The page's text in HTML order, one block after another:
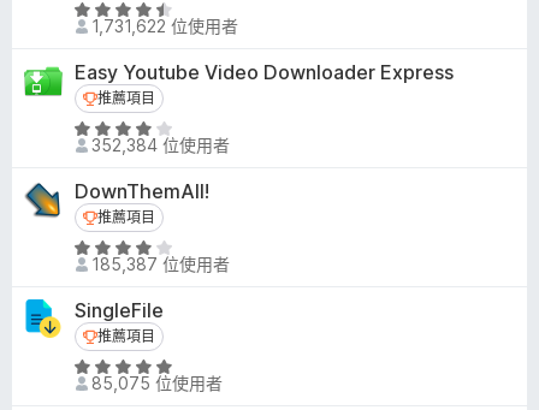
評
價
4
.
3
分
滿
分
5
分
1,731,622 位使用者
Easy Youtube Video Downloader Express
推薦項目
推薦項目
評
價
4
.
1
分
滿
分
5
分
352,384 位使用者
DownThemAll!
推薦項目
推薦項目
評
價
4
.
1
分
185,387 位使用者
SingleFile
推薦項目
推薦項目
評
價
85,075 位使用者